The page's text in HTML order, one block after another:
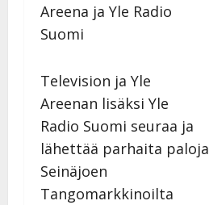
Areena ja Yle Radio
Suomi
Television ja Yle
Areenan lisäksi Yle
Radio Suomi seuraa ja
lähettää parhaita paloja
Seinäjoen
Tangomarkkinoilta